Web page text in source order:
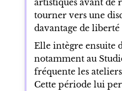
artistiques avant de
tourner vers une
davantage de
Elle intègre ensuite
notamment au
fréquente les
Cette période lui